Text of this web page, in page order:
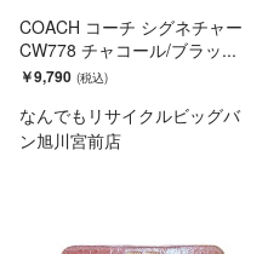
COACH コーチ シグネチャー
CW778 チャコール/ブラッ...
￥9,790
なんでもリサイクルビッグバ
ン旭川宮前店